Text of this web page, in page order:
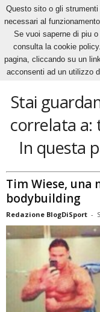
Home Tags Tim wiese
tim wiese
Stai
correlata a:
In questa
Tim Wiese, una
bodybuilding
Redazione BlogDiSport -
Questo sito o gli
necessari al
Se vuoi saperne di piu
consulta la cookie
pagina, cliccando su un
acconsenti ad un utilizzo